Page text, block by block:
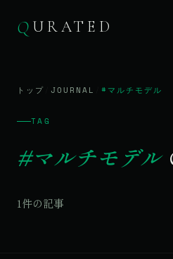
Q URATED
QURATED
トップ JOURNAL #マルチモデル
TAG
#マルチモデル
1件の記事